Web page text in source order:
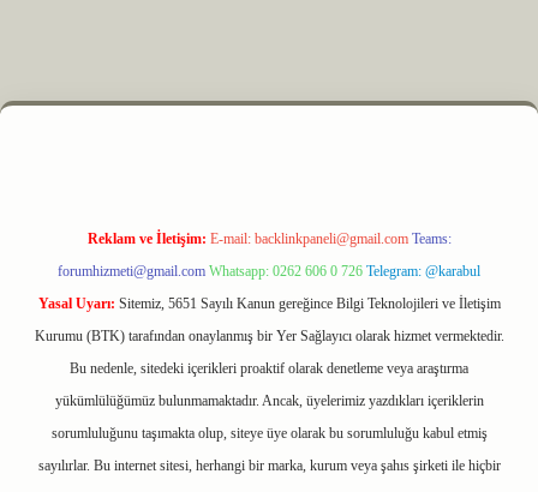
m elexbet
Reklam ve İletişim: E-mail: backlinkpaneli@gmail.com Teams:
forumhizmeti@gmail.com Whatsapp: 0262 606 0 726 Telegram: @karabul
Yasal Uyarı: Sitemiz, 5651 Sayılı Kanun gereğince Bilgi Teknolojileri ve İletişim
Kurumu (BTK) tarafından onaylanmış bir Yer Sağlayıcı olarak hizmet vermektedir.
Bu nedenle, sitedeki içerikleri proaktif olarak denetleme veya araştırma
yükümlülüğümüz bulunmamaktadır. Ancak, üyelerimiz yazdıkları içeriklerin
sorumluluğunu taşımakta olup, siteye üye olarak bu sorumluluğu kabul etmiş
sayılırlar. Bu internet sitesi, herhangi bir marka, kurum veya şahıs şirketi ile hiçbir